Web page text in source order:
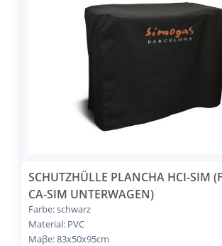
SCHUTZHÜLLE PLANCHA HCI-SIM
CA-SIM UNTERWAGEN)
Farbe: schwarz
Material: PVC
Maβe: 83x50x95cm